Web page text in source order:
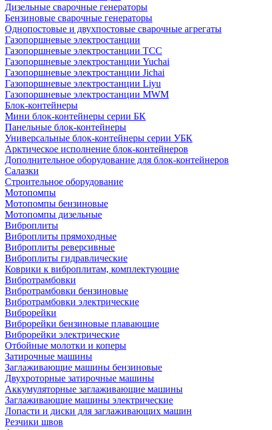
Дизельные сварочные генераторы
Бензиновые сварочные генераторы
Однопостовые и двухпостовые сварочные агрегаты
Газопоршневые электростанции
Газопоршневые электростанции ТСС
Газопоршневые электростанции Yuchai
Газопоршневые электростанции Jichai
Газопоршневые электростанции Liyu
Газопоршневые электростанции MWM
Блок-контейнеры
Мини блок-контейнеры серии БК
Панельные блок-контейнеры
Универсальные блок-контейнеры серии УБК
Арктическое исполнение блок-контейнеров
Дополнительное оборудование для блок-контейнеров
Салазки
Строительное оборудование
Мотопомпы
Мотопомпы бензиновые
Мотопомпы дизельные
Виброплиты
Виброплиты прямоходные
Виброплиты реверсивные
Виброплиты гидравлические
Коврики к виброплитам, комплектующие
Вибротрамбовки
Вибротрамбовки бензиновые
Вибротрамбовки электрические
Виброрейки
Виброрейки бензиновые плавающие
Виброрейки электрические
Отбойные молотки и коперы
Затирочные машины
Заглаживающие машины бензиновые
Двухроторные затирочные машины
Аккумуляторные заглаживающие машины
Заглаживающие машины электрические
Лопасти и диски для заглаживающих машин
Резчики швов